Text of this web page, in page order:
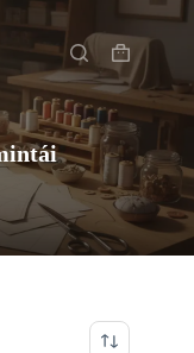
Shopping
cart